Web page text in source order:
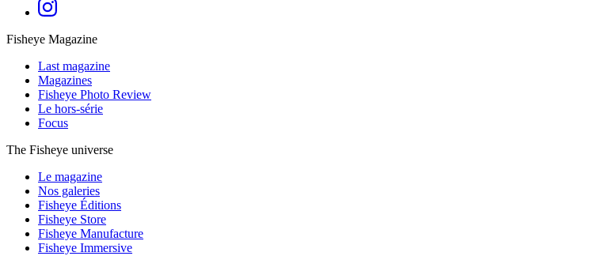
Fisheye Magazine
Last magazine
Magazines
Fisheye Photo Review
Le hors-série
Focus
The Fisheye universe
Le magazine
Nos galeries
Fisheye Éditions
Fisheye Store
Fisheye Manufacture
Fisheye Immersive